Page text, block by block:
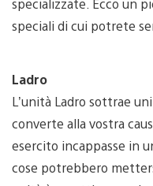
speciali di cui potrete
Ladro
L’unità Ladro sottrae
converte alla vostra
esercito incappasse in
cose potrebbero